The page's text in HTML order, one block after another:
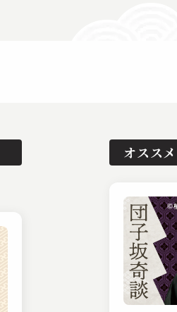
オススメ